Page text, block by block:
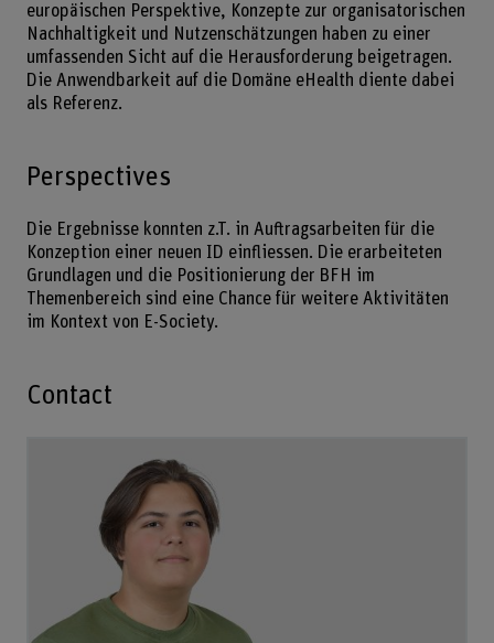
europäischen Perspektive, Konzepte zur organisatorischen
Nachhaltigkeit und Nutzenschätzungen haben zu einer
umfassenden Sicht auf die Herausforderung beigetragen.
Die Anwendbarkeit auf die Domäne eHealth diente dabei
als Referenz.
Perspectives
Die Ergebnisse konnten z.T. in Auftragsarbeiten für die
Konzeption einer neuen ID einfliessen. Die erarbeiteten
Grundlagen und die Positionierung der BFH im
Themenbereich sind eine Chance für weitere Aktivitäten
im Kontext von E-Society.
Contact